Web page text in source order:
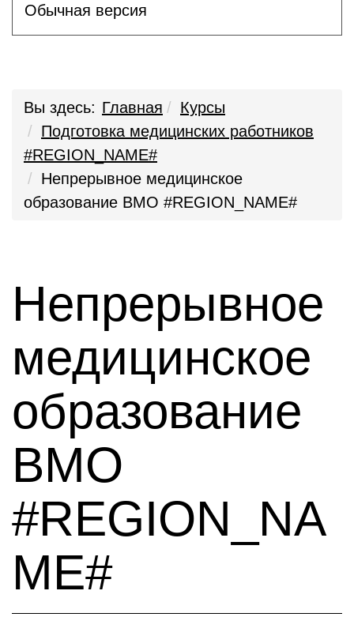
Обычная версия
Вы здесь: Главная
Курсы
Подготовка медицинских работников
#REGION_NAME#
Непрерывное медицинское
образование ВМО #REGION_NAME#
Непрерывное
медицинское
образование
ВМО
#REGION_NA
ME#